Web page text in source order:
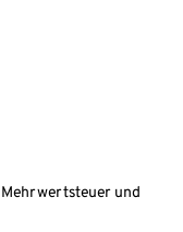
und